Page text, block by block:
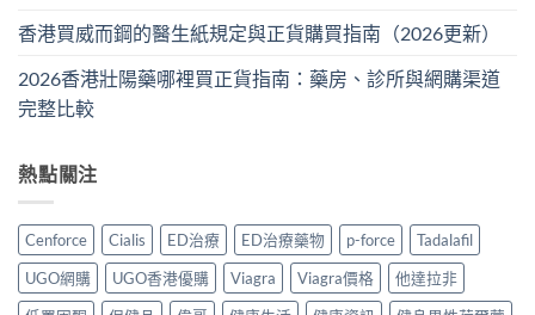
香港買威而鋼的醫生紙規定與正貨購買指南（2026更新）
2026香港壯陽藥哪裡買正貨指南：藥房、診所與網購渠道
完整比較
熱點關注
Cenforce Cialis ED治療 ED治療藥物 p-force
Tadalafil
UGO網購
UGO香港優購 Viagra Viagra價格
他達拉非